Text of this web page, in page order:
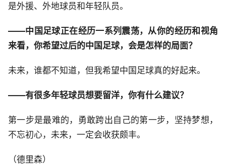
是外援、外地球员和年轻队员。
——中国足球正在经历一系列震荡，从你的经历和视角
来看，你希望过后的中国足球，会是怎样的局面？
未来，谁都不知道，但我希望中国足球真的好起来。
——有很多年轻球员想要留洋，你有什么建议？
第一步是最难的，勇敢跨出自己的第一步，坚持梦想，
不忘初心，未来，一定会收获颇丰。
（德里森）